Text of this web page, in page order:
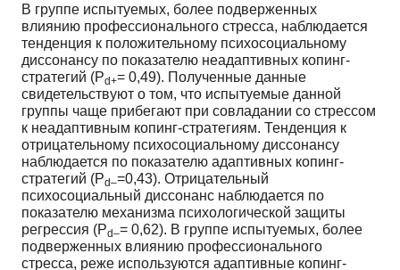
В группе испытуемых, более подверженных
влиянию профессионального стресса, наблюдается
тенденция к положительному психосоциальному
диссонансу по показателю неадаптивных копинг-
стратегий (Рd+= 0,49). Полученные данные
свидетельствуют о том, что испытуемые данной
группы чаще прибегают при совладании со стрессом
к неадаптивным копинг-стратегиям. Тенденция к
отрицательному психосоциальному диссонансу
наблюдается по показателю адаптивных копинг-
стратегий (Рd–=0,43). Отрицательный
психосоциальный диссонанс наблюдается по
показателю механизма психологической защиты
регрессия (Рd–= 0,62). В группе испытуемых, более
подверженных влиянию профессионального
стресса, реже используются адаптивные копинг-